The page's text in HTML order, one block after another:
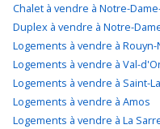
Chalet à vendre à Notre-
Duplex à vendre à Notre-
Logements à vendre à
Logements à vendre à Val-
Logements à vendre à Saint-
Logements à vendre à Amos
Logements à vendre à La